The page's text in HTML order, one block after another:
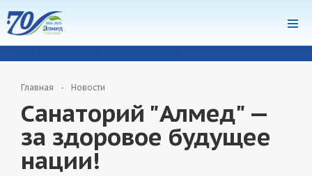
Главная Новости
Санаторий "Алмед" —
за здоровое будущее
нации!